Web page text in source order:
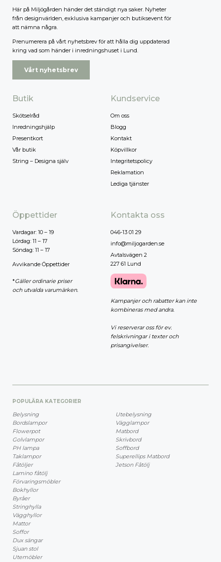
Här på Miljögården händer det ständigt nya saker. Nyheter
från designvärlden, exklusiva kampanjer och butiksevent för
att nämna några.
Prenumerera på vårt nyhetsbrev för att hålla dig uppdaterad
kring vad som händer i inredningshuset i Lund.
Vårt nyhetsbrev
Butik
Skötselråd
Inredningshjälp
Presentkort
Vår butik
String – Designa själv
Kundservice
Om oss
Blogg
Kontakt
Köpvillkor
Integritetspolicy
Reklamation
Lediga tjänster
Öppettider
Vardagar: 10 – 19
Lördag: 11 – 17
Söndag: 11 – 17
Avvikande Öppettider
*Gäller ordinarie priser
och utvalda varumärken.
Kontakta oss
046-13 01 29
info@miljogarden.se
Avtalsvägen 2
227 61 Lund
Kampanjer och rabatter kan inte
kombineras med andra.
Vi reserverar oss för ev.
felskrivningar i texter och
prisangivelser.
POPULÄRA KATEGORIER
Belysning
Bordslampor
Flowerpot
Golvlampor
PH lampa
Taklampor
Fåtöljer
Lamino fåtölj
Förvaringsmöbler
Bokhyllor
Byråer
Stringhylla
Vägghyllor
Mattor
Soffor
Dux sängar
Sjuan stol
Utemöbler
Utebelysning
Vägglampor
Matbord
Skrivbord
Soffbord
Superellips Matbord
Jetson Fåtölj